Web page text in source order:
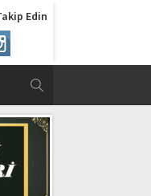
Edin